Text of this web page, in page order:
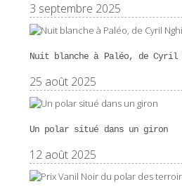
3 septembre 2025
Nuit blanche à Paléo, de Cyril
25 août 2025
Un polar situé dans un giron
12 août 2025